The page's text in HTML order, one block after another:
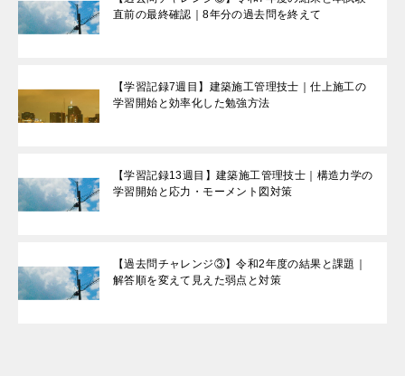
直前の最終確認｜8年分の過去問を終えて
【学習記録7週目】建築施工管理技士｜仕上施工の
学習開始と効率化した勉強方法
【学習記録13週目】建築施工管理技士｜構造力学の
学習開始と応力・モーメント図対策
【過去問チャレンジ③】令和2年度の結果と課題｜
解答順を変えて見えた弱点と対策